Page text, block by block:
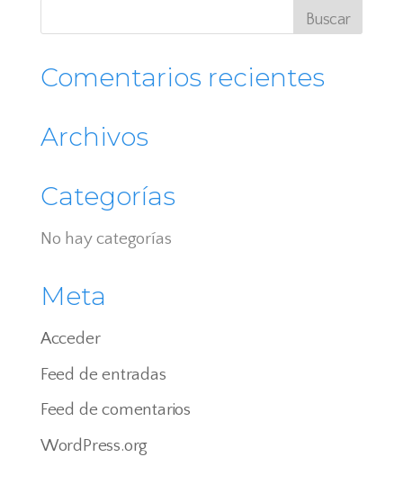
Comentarios recientes
Archivos
Categorías
No hay categorías
Meta
Acceder
Feed de entradas
Feed de comentarios
WordPress.org